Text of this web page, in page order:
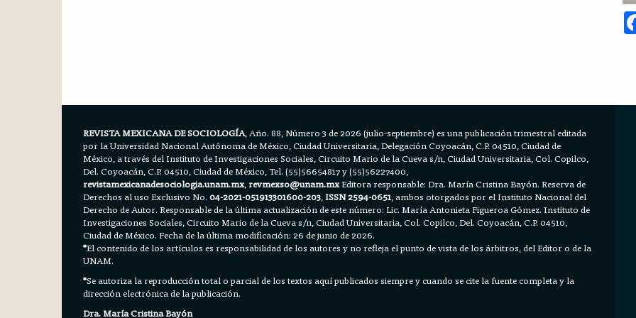
REVISTA MEXICANA DE SOCIOLOGÍA, Año. 88, Número 3 de 2026 (julio-septiembre) es una publicación trimestral editada
por la Universidad Nacional Autónoma de México, Ciudad Universitaria, Delegación Coyoacán, C.P. 04510, Ciudad de
México, a través del Instituto de Investigaciones Sociales, Circuito Mario de la Cueva s/n, Ciudad Universitaria, Col. Copilco,
Del. Coyoacán, C.P. 04510, Ciudad de México, Tel. (55)56654817 y (55)56227400,
revistamexicanadesociologia.unam.mx,revmexso@unam.mxEditora responsable: Dra. María Cristina Bayón. Reserva de
Derechos al uso Exclusivo No.04-2021-051913301600-203,ISSN 2594-0651, ambos otorgados por el Instituto Nacional del
Derecho de Autor. Responsable de la última actualización de este número: Lic. María Antonieta Figueroa Gómez. Instituto de
Investigaciones Sociales, Circuito Mario de la Cueva s/n, Ciudad Universitaria, Col. Copilco, Del. Coyoacán, C.P. 04510,
Ciudad de México. Fecha de la última modificación: 26 de junio de 2026.
*El contenido de los artículos es responsabilidad de los autores y no refleja el punto de vista de los árbitros, del Editor o de la
UNAM.
*Se autoriza la reproducción total o parcial de los textos aquí publicados siempre y cuando se cite la fuente completa y la
dirección electrónica de la publicación.
Dra. María Cristina Bayón